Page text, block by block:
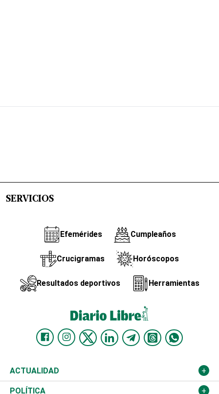
SERVICIOS
Efemérides Cumpleaños
Crucigramas Horóscopos
Resultados deportivos Herramientas
ACTUALIDAD
Nacional
POLÍTICA